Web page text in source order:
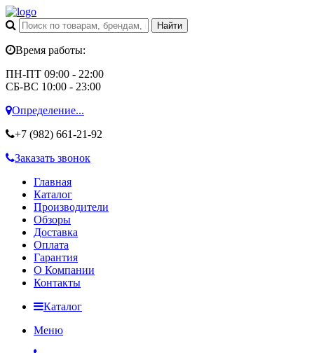
Время работы:
ПН-ПТ 09:00 - 22:00
СБ-ВС 10:00 - 23:00
Определение...
+7 (982) 661-21-92
Заказать звонок
Главная
Каталог
Производители
Обзоры
Доставка
Оплата
Гарантия
О Компании
Контакты
Каталог
Меню